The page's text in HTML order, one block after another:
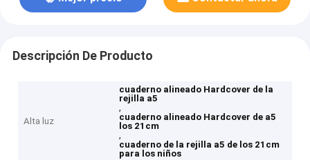
Descripción De Producto
Alta luz
cuaderno alineado Hardcover de la
rejilla a5
,
cuaderno alineado Hardcover de a5
los 21cm
,
cuaderno de la rejilla a5 de los 21cm
para los niños